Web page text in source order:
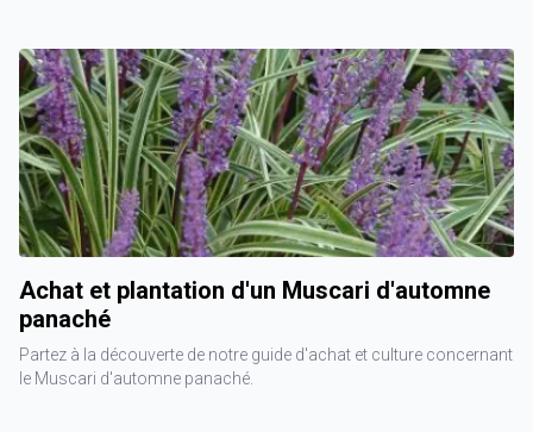
Achat et plantation d'un Muscari d'automne
panaché
Partez à la découverte de notre guide d'achat et culture concernant
le Muscari d'automne panaché.